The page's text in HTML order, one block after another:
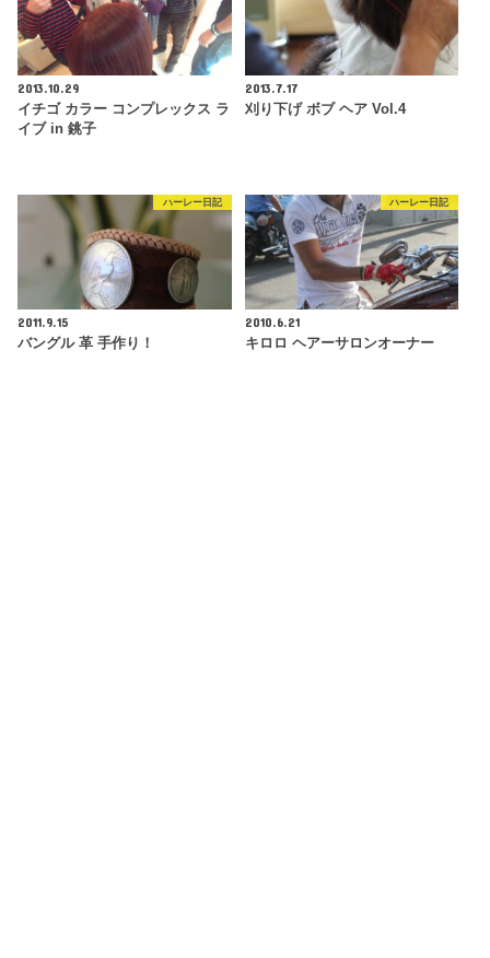
2013.10.29
イチゴ カラー コンプレックス ラ
イブ in 銚子
2013.7.17
刈り下げ ボブ ヘア Vol.4
ハーレー日記
2011.9.15
バングル 革 手作り！
ハーレー日記
2010.6.21
キロロ ヘアーサロンオーナー